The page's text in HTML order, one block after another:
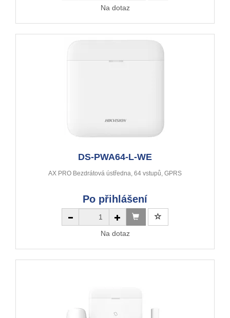
Na dotaz
DS-PWA64-L-WE
AX PRO Bezdrátová ústředna, 64 vstupů, GPRS
Po přihlášení
Na dotaz